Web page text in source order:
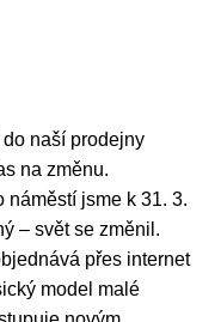
naší prodejny
na změnu.
náměstí jsme k 31. 3.
– svět se změnil.
přes internet
model malé